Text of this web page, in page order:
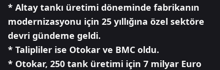
* Altay tankı üretimi döneminde fabrikanın
modernizasyonu için 25 yıllığına özel sektöre
devri gündeme geldi.
* Talipliler ise Otokar ve BMC oldu.
* Otokar, 250 tank üretimi için 7 milyar Euro